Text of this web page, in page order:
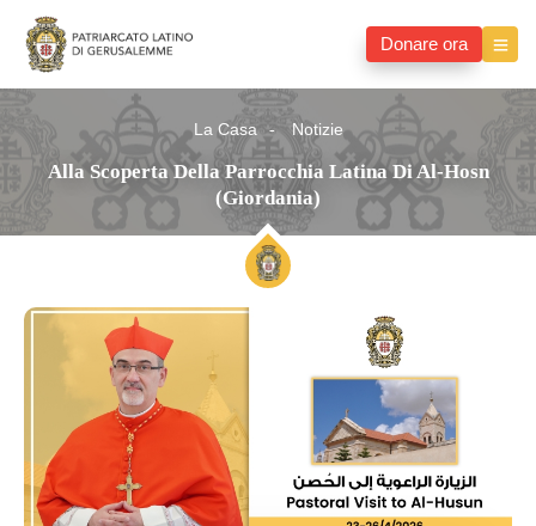
Donare ora
La Casa Notizie
Alla Scoperta Della Parrocchia Latina Di Al-Hosn
(Giordania)